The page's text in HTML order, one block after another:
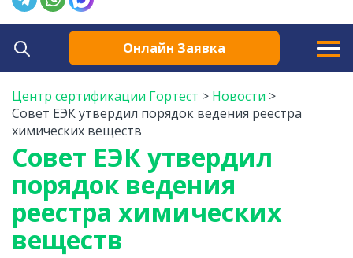
Онлайн Заявка
Центр сертификации Гортест > Новости >
Совет ЕЭК утвердил порядок ведения реестра
химических веществ
Совет ЕЭК утвердил
порядок ведения
реестра химических
веществ